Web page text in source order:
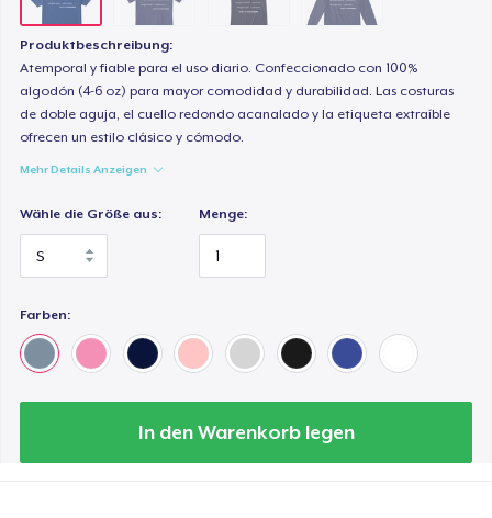
Produktbeschreibung:
Atemporal y fiable para el uso diario. Confeccionado con 100%
algodón (4-6 oz) para mayor comodidad y durabilidad. Las costuras
de doble aguja, el cuello redondo acanalado y la etiqueta extraíble
ofrecen un estilo clásico y cómodo.
Mehr Details Anzeigen
Wähle die Größe aus: Menge:
Farben:
In den Warenkorb legen